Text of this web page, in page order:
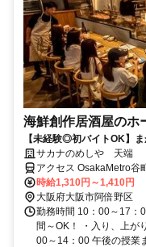
海鮮創作居酒屋のホ
【未経験◎初バイトOK】
～！23時閉店で授業後も働
サカナのめしや 天端
アクセス OsakaMetro谷
大阪線 大阪阿部野橋南
徒歩約4分 JR「天王寺駅
時給1,310円～1,410円
大阪府大阪市阿倍野区
勤務時間 10：00～17：
間～OK！ ・入り、上が
00～14：00 午後の授業